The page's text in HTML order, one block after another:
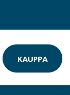
KAUPPA